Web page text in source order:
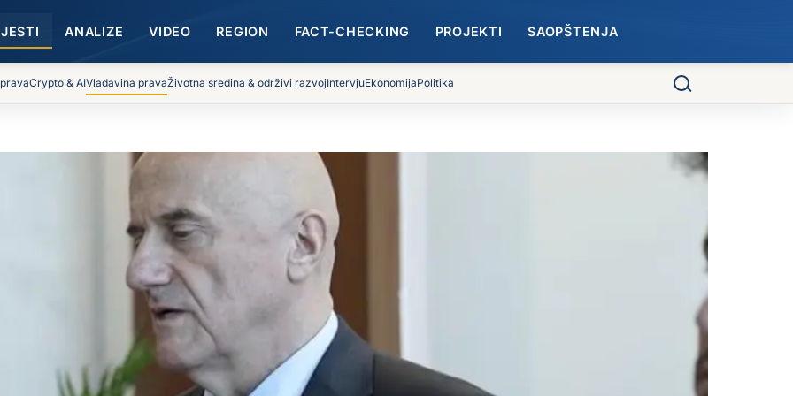
ANALIZE VIDEO REGION FACT-CHECKING PROJEKTI SAOPŠTENJA
Crypto & AIVladavina pravaŽivotna sredina & održivi razvojIntervjuEkonomijaPolitika
Pretraga